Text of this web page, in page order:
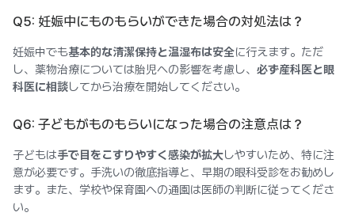
Q5: 妊娠中にものもらいができた場合の対処法は？
妊娠中でも基本的な清潔保持と温湿布は安全に行えます。ただ
し、薬物治療については胎児への影響を考慮し、 必ず産科医と眼
科医に相談してから治療を開始してください。
Q6: 子どもがものもらいになった場合の注意点は？
子どもは手で目をこすりやすく感染が拡大しやすいため、特に注
意が必要です。手洗いの徹底指導と、早期の眼科受診をお勧めし
ます。また、学校や保育園への通園は医師の判断に従ってくださ
い。